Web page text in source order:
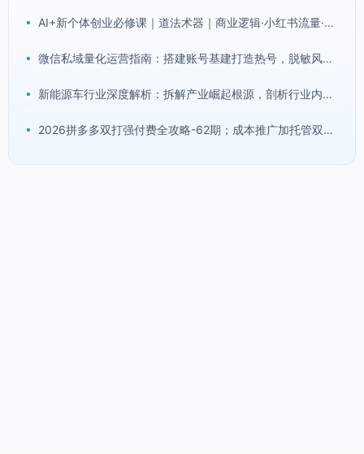
• AI+新个体创业必修课｜道法术器｜商业逻辑·小红书流量·AI智能体｜低成本打造个人变现小生意全套教学
• 微信私域量化运营指南：搭建账号基建打造热号，脱敏风控规避运营各类高危风险
• 新能源车行业深度解析：拆解产业崛起根源，剖析行业内卷与海外贸易争端现状
• 2026拼多多双打强付费全攻略-62期；成本推广加托管双剑合璧，系统讲解7种付费玩法优劣势与选择策略